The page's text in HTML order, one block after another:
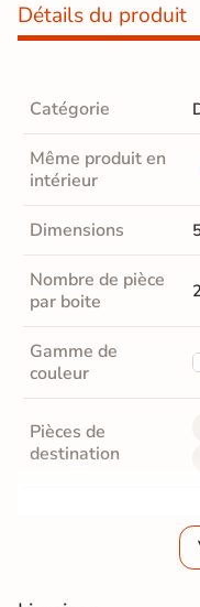
Détails du produit
Catégorie
Même produit en
intérieur
Dimensions
Nombre de pièce
par boite
2
Gamme de
couleur
Pièces de
destination